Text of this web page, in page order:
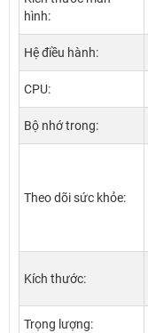
hình:
Hệ điều hành:
CPU:
Bộ nhớ trong:
Theo dõi sức khỏe:
Kích thước:
Trọng lượng: